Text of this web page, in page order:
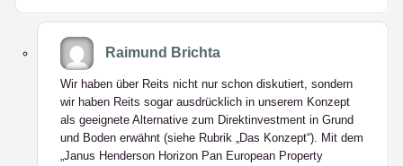
Raimund Brichta
Wir haben über Reits nicht nur schon diskutiert, sondern
wir haben Reits sogar ausdrücklich in unserem Konzept
als geeignete Alternative zum Direktinvestment in Grund
und Boden erwähnt (siehe Rubrik „Das Konzept“). Mit dem
„Janus Henderson Horizon Pan European Property